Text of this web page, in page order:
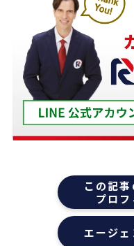
担当の下山さんに
築年数が厳しい条件
ろ、適切かつ具体的
下山さんの人柄も安
談や笑い話が多く、
うほどでした。
また色々な相談もす
ております。
また機会があれば
していきたいと思い
エージェントの指
本当にありがとう
この記
プロ
エージ